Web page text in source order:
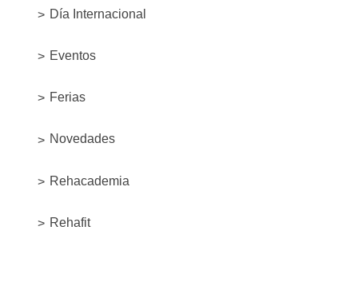
Día Internacional
Eventos
Ferias
Novedades
Rehacademia
Rehafit